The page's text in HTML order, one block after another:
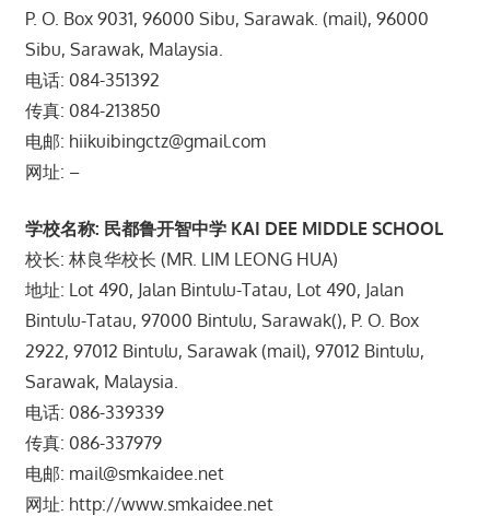
P. O. Box 9031, 96000 Sibu, Sarawak. (mail), 96000
Sibu, Sarawak, Malaysia.
电话: 084-351392
传真: 084-213850
电邮: hiikuibingctz@gmail.com
网址: –
学校名称: 民都鲁开智中学 KAI DEE MIDDLE SCHOOL
校长: 林良华校长 (MR. LIM LEONG HUA)
地址: Lot 490, Jalan Bintulu-Tatau, Lot 490, Jalan
Bintulu-Tatau, 97000 Bintulu, Sarawak(), P. O. Box
2922, 97012 Bintulu, Sarawak (mail), 97012 Bintulu,
Sarawak, Malaysia.
电话: 086-339339
传真: 086-337979
电邮: mail@smkaidee.net
网址: http://www.smkaidee.net